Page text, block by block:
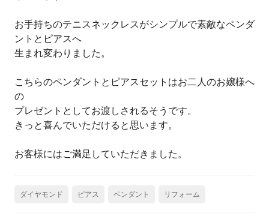
お手持ちのテニスネックレスがシンプルで素敵なペンダ
ントとピアスへ
生まれ変わりました。
こちらのペンダントとピアスセットはお二人のお嬢様へ
の
プレゼントとしてお渡しされるそうです。
きっと喜んでいただけると思います。
お客様にはご満足していただきました。
ダイヤモンド ピアス ペンダント リフォーム